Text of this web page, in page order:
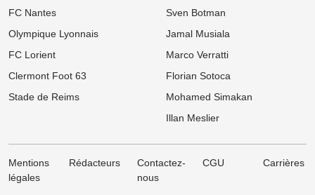
06/08 Ligue 2
s'enflamme pour les ex-Verts !
06/08 Ligue 1
Mercato LOSC : Feyenoord repousse les offensives lilloises pour
son prodige néerlandais
Mercato OM : Un géant d'1m97 dans le viseur pour renouveler la
FC Nantes
Olympique Lyonnais
FC Lorient
Clermont Foot 63
Stade de Reims
Sven Botman
Jamal Musiala
Marco Verratti
Florian Sotoca
Mohamed Simakan
Illan Meslier
Mentions
légales
Rédacteurs
Contactez-
nous
CGU Carrières